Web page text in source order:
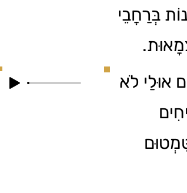
בְּרַחֲבֵי
אוּלַי לֹא